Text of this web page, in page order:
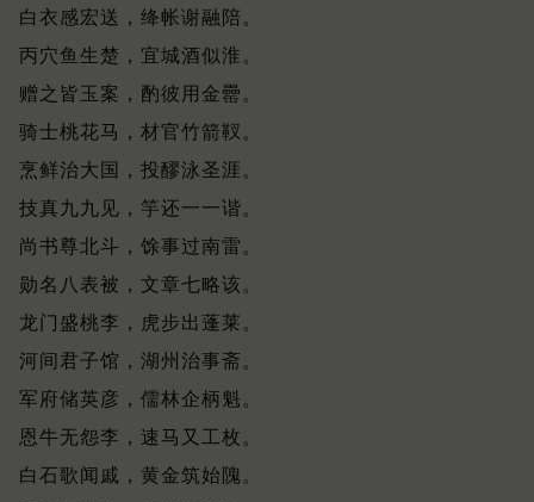
白衣感宏送，绛帐谢融陪。
丙穴鱼生楚，宜城酒似淮。
赠之皆玉案，酌彼用金罍。
骑士桃花马，材官竹箭靫。
烹鲜治大国，投醪泳圣涯。
技真九九见，竽还一一谐。
尚书尊北斗，馀事过南雷。
勋名八表被，文章七略该。
龙门盛桃李，虎步出蓬莱。
河间君子馆，湖州治事斋。
军府储英彦，儒林企柄魁。
恩牛无怨李，速马又工枚。
白石歌闻戚，黄金筑始隗。